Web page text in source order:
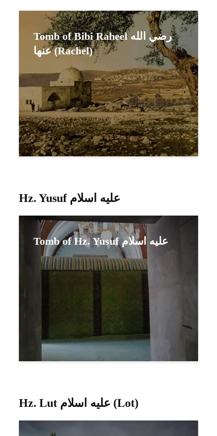
Tomb of Bibi Raheel رضي الله
عنها (Rachel)
Hz. Yusuf عليه اسلام
Tomb of Hz. Yusuf عليه اسلام
Hz. Lut عليه اسلام (Lot)